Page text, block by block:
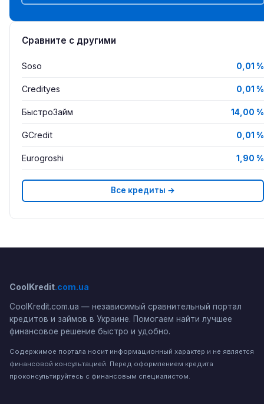
Сравните с другими
Soso 0,01 %
Credityes 0,01 %
БыстроЗайм 14,00 %
GCredit 0,01 %
Eurogroshi 1,90 %
Все кредиты →
CoolKredit.com.ua
CoolKredit.com.ua — независимый сравнительный портал
кредитов и займов в Украине. Помогаем найти лучшее
финансовое решение быстро и удобно.
Содержимое портала носит информационный характер и не является
финансовой консультацией. Перед оформлением кредита
проконсультируйтесь с финансовым специалистом.